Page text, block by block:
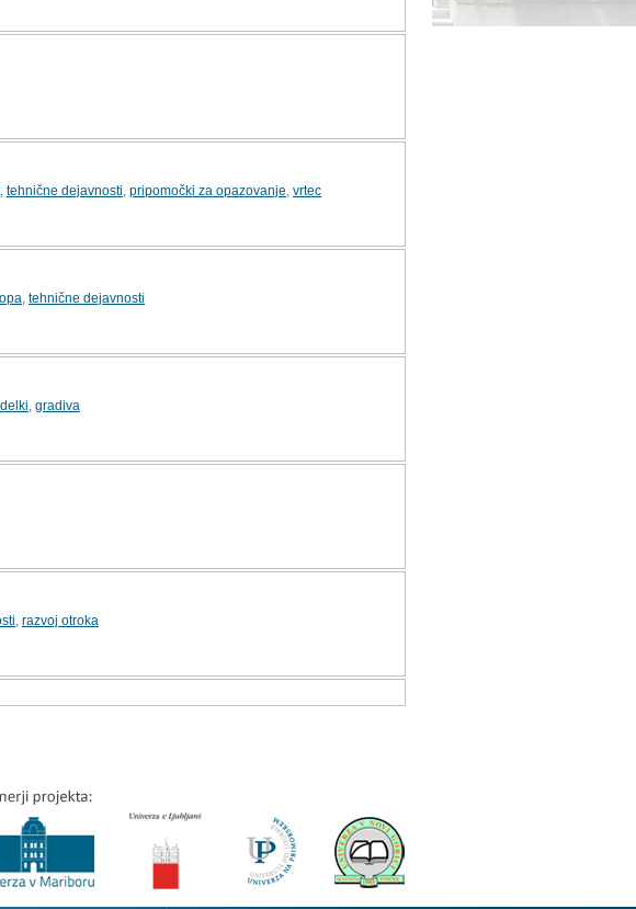
, tehnične dejavnosti pripomočki za opazovanje vrtec
tehnične dejavnosti
gradiva
razvoj otroka